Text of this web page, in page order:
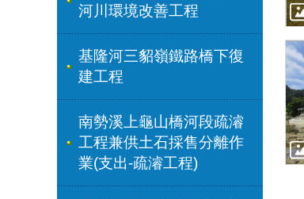
河川環境改善工程
基隆河三貂嶺鐵路橋下復
建工程
南勢溪上龜山橋河段疏濬
工程兼供土石採售分離作
業(支出-疏濬工程)